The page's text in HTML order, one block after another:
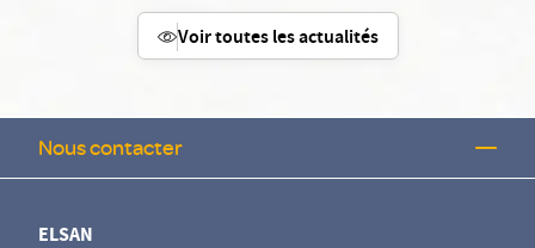
Voir toutes les actualités
Nous contacter
ELSAN